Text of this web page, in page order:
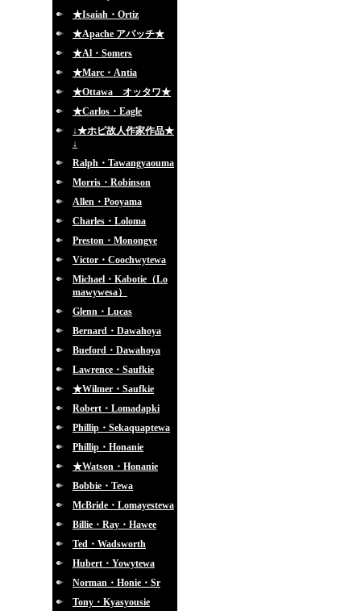
★Isaiah・Ortiz
★Apache アパッチ★
★Al・Somers
★Marc・Antia
★Ottawa オッタワ★
★Carlos・Eagle
↓★ホピ故人作家作品★
↓
Ralph・Tawangyaouma
Morris・Robinson
Allen・Pooyama
Charles・Loloma
Preston・Monongye
Victor・Coochwytewa
Michael・Kabotie（Lo
mawywesa）
Glenn・Lucas
Bernard・Dawahoya
Bueford・Dawahoya
Lawrence・Saufkie
★Wilmer・Saufkie
Robert・Lomadapki
Phillip・Sekaquaptewa
Phillip・Honanie
★Watson・Honanie
Bobbie・Tewa
McBride・Lomayestewa
Billie・Ray・Hawee
Ted・Wadsworth
Hubert・Yowytewa
Norman・Honie・Sr
Tony・Kyasyousie